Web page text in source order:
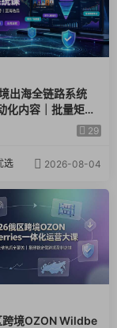
.mp4
.mp4
.mp4
款模型.mp4
10万+(稳定无风
技术.mp4
然流量.mp4
可复制).mp4
出海全链路系统
化内容｜批量矩阵
选品回款全链路出
29
选 2026-08-04
境OZON Wildbe